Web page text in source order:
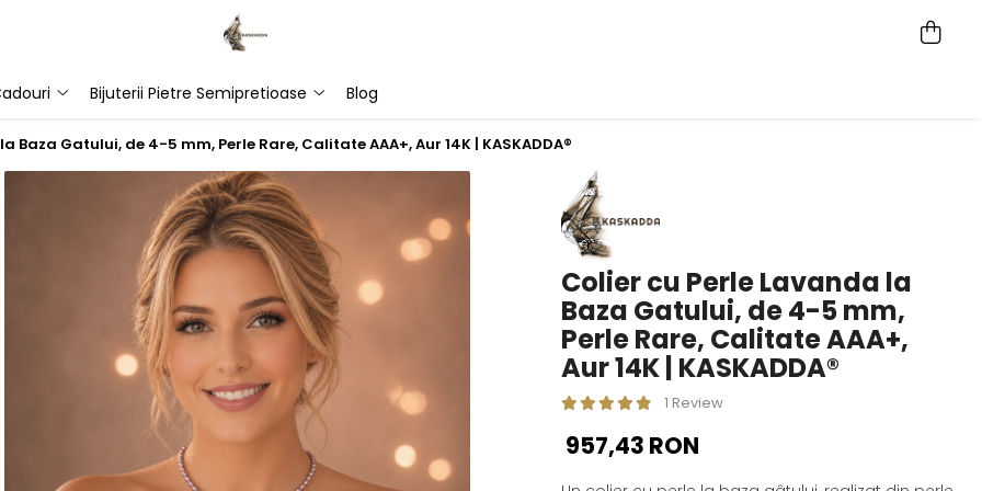
Bijuterii Pietre Semipretioase Blog
Baza Gatului, de 4-5 mm, Perle Rare, Calitate AAA+, Aur 14K | KASKADDA®
Colier cu Perle Lavanda la
Baza Gatului, de 4-5 mm,
Perle Rare, Calitate AAA+,
Aur 14K | KASKADDA®
1 Review
957,43 RON